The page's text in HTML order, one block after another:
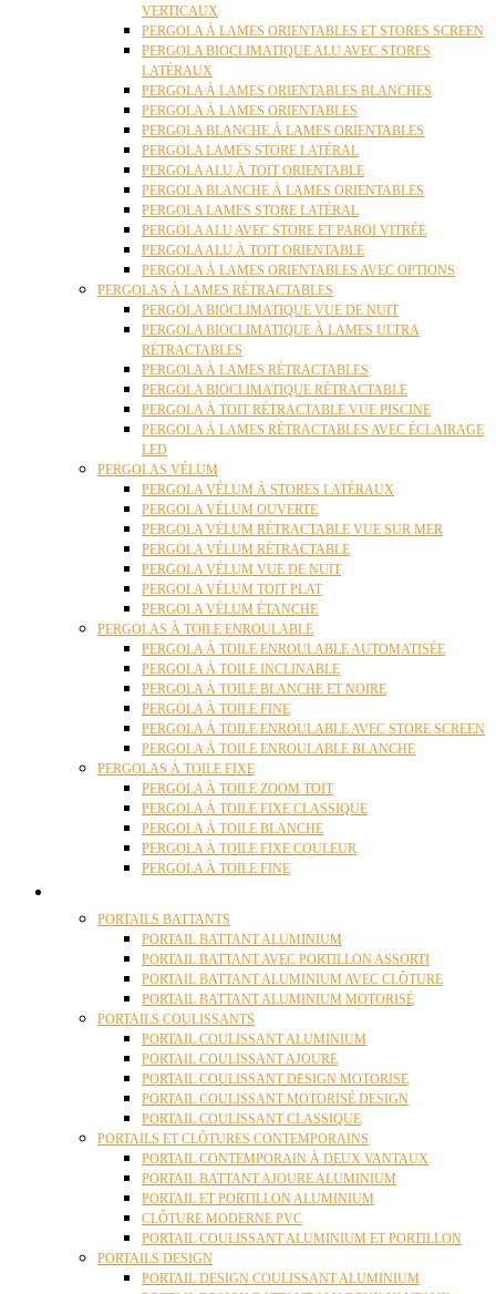
VERTICAUX
PERGOLA À LAMES ORIENTABLES ET STORES SCREEN
PERGOLA BIOCLIMATIQUE ALU AVEC STORES
LATÉRAUX
PERGOLA À LAMES ORIENTABLES BLANCHES
PERGOLA À LAMES ORIENTABLES
PERGOLA BLANCHE À LAMES ORIENTABLES
PERGOLA LAMES STORE LATÉRAL
PERGOLA ALU À TOIT ORIENTABLE
PERGOLA BLANCHE À LAMES ORIENTABLES
PERGOLA LAMES STORE LATÉRAL
PERGOLA ALU AVEC STORE ET PAROI VITRÉE
PERGOLA ALU À TOIT ORIENTABLE
PERGOLA À LAMES ORIENTABLES AVEC OPTIONS
PERGOLAS À LAMES RÉTRACTABLES
PERGOLA BIOCLIMATIQUE VUE DE NUIT
PERGOLA BIOCLIMATIQUE À LAMES ULTRA
RÉTRACTABLES
PERGOLA À LAMES RÉTRACTABLES
PERGOLA BIOCLIMATIQUE RÉTRACTABLE
PERGOLA À TOIT RÉTRACTABLE VUE PISCINE
PERGOLA À LAMES RÉTRACTABLES AVEC ÉCLAIRAGE
LED
PERGOLAS VÉLUM
PERGOLA VÉLUM À STORES LATÉRAUX
PERGOLA VÉLUM OUVERTE
PERGOLA VÉLUM RÉTRACTABLE VUE SUR MER
PERGOLA VÉLUM RÉTRACTABLE
PERGOLA VÉLUM VUE DE NUIT
PERGOLA VÉLUM TOIT PLAT
PERGOLA VÉLUM ÉTANCHE
PERGOLAS À TOILE ENROULABLE
PERGOLA À TOILE ENROULABLE AUTOMATISÉE
PERGOLA À TOILE INCLINABLE
PERGOLA À TOILE BLANCHE ET NOIRE
PERGOLA À TOILE FINE
PERGOLA À TOILE ENROULABLE AVEC STORE SCREEN
PERGOLA À TOILE ENROULABLE BLANCHE
PERGOLAS À TOILE FIXE
PERGOLA À TOILE ZOOM TOIT
PERGOLA À TOILE FIXE CLASSIQUE
PERGOLA À TOILE BLANCHE
PERGOLA À TOILE FIXE COULEUR
PERGOLA À TOILE FINE
PORTAILS BATTANTS
PORTAIL BATTANT ALUMINIUM
PORTAIL BATTANT AVEC PORTILLON ASSORTI
PORTAIL BATTANT ALUMINIUM AVEC CLÔTURE
PORTAIL BATTANT ALUMINIUM MOTORISÉ
PORTAILS COULISSANTS
PORTAIL COULISSANT ALUMINIUM
PORTAIL COULISSANT AJOURE
PORTAIL COULISSANT DESIGN MOTORISE
PORTAIL COULISSANT MOTORISÉ DESIGN
PORTAIL COULISSANT CLASSIQUE
PORTAILS ET CLÔTURES CONTEMPORAINS
PORTAIL CONTEMPORAIN À DEUX VANTAUX
PORTAIL BATTANT AJOURE ALUMINIUM
PORTAIL ET PORTILLON ALUMINIUM
CLÔTURE MODERNE PVC
PORTAIL COULISSANT ALUMINIUM ET PORTILLON
PORTAILS DESIGN
PORTAIL DESIGN COULISSANT ALUMINIUM